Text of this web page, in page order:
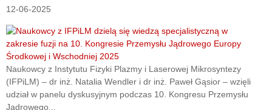
12-06-2025
Naukowcy z Instytutu Fizyki Plazmy i Laserowej Mikrosyntezy
(IFPiLM) – dr inż. Natalia Wendler i dr inż. Paweł Gąsior – wzięli
udział w panelu dyskusyjnym podczas 10. Kongresu Przemysłu
Jądrowego...